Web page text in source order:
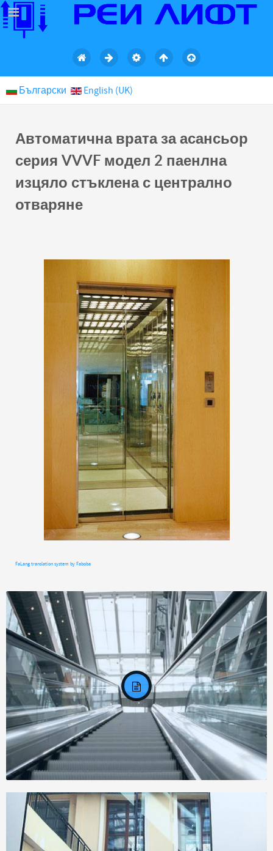
Български English (UK)
Автоматична врата за асансьор
серия VVVF модел 2 паенлна
изцяло стъклена с централно
отваряне
FaLang translation system by Faboba
Задание